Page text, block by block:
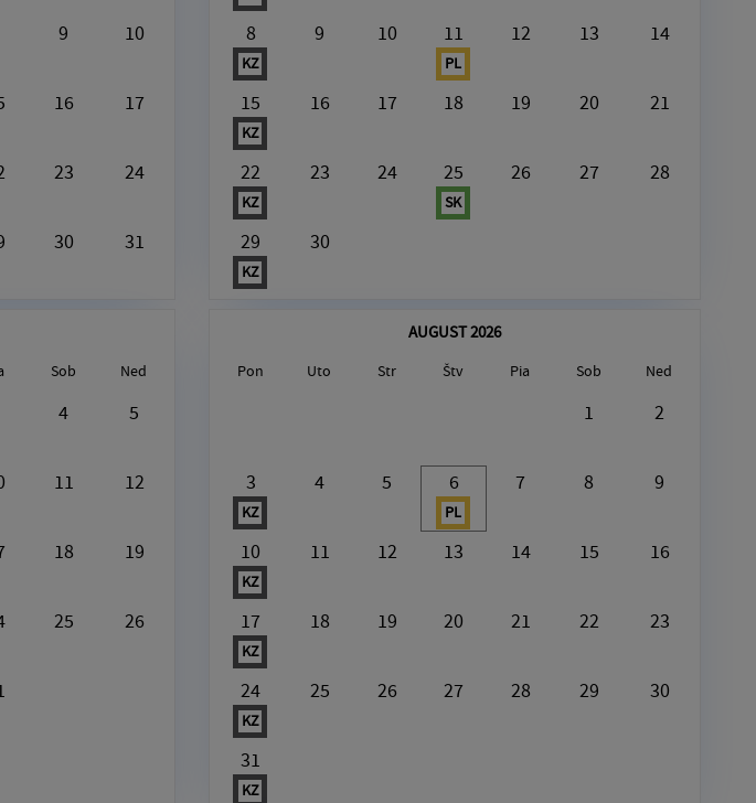
9 10
16 17
23 24
30 31
8
KZ
9 10 11
PL
12 13 14
15
KZ
16 17 18 19 20 21
22
KZ
23 24 25
SK
26 27 28
29
KZ
30
Sob Ned
4 5
11 12
18 19
25 26
AUGUST 2026
Pon Uto Str Štv Pia Sob Ned
1 2
3
KZ
4 5 6
PL
7 8 9
10
KZ
11 12 13 14 15 16
17
KZ
18 19 20 21 22 23
24
KZ
25 26 27 28 29 30
31
KZ